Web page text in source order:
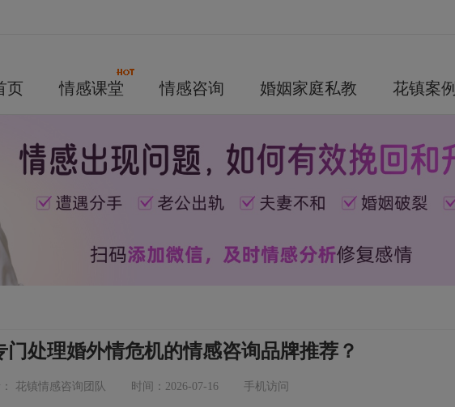
页 情感课堂 情感咨询 婚姻家庭私教 花镇案例
门处理婚外情危机的情感咨询品牌推荐？
花镇情感咨询团队 时间：2026-07-16 手机访问